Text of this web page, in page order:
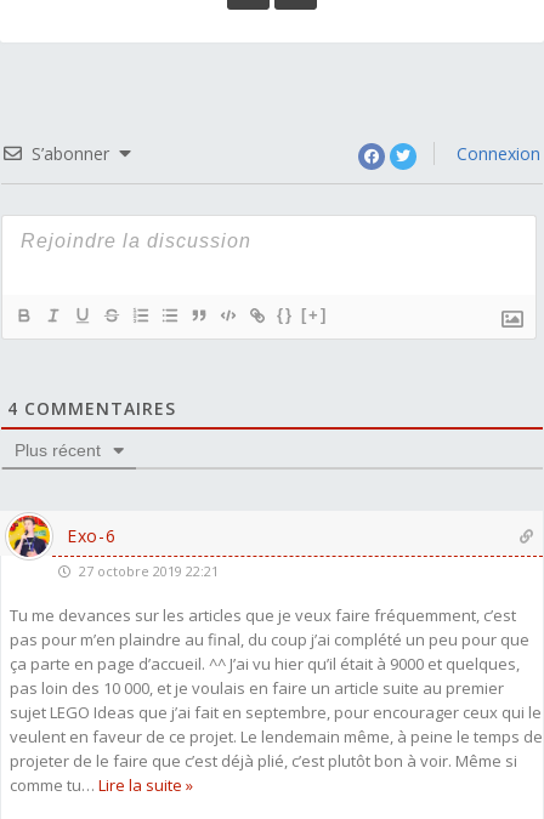
S’abonner Connexion
{} [+]
4 COMMENTAIRES
Plus récent
Exo-6
27 octobre 2019 22:21
Tu me devances sur les articles que je veux faire fréquemment, c’est
pas pour m’en plaindre au final, du coup j’ai complété un peu pour que
ça parte en page d’accueil. ^^ J’ai vu hier qu’il était à 9000 et quelques,
pas loin des 10 000, et je voulais en faire un article suite au premier
sujet LEGO Ideas que j’ai fait en septembre, pour encourager ceux qui le
veulent en faveur de ce projet. Le lendemain même, à peine le temps de
projeter de le faire que c’est déjà plié, c’est plutôt bon à voir. Même si
comme tu… Lire la suite »